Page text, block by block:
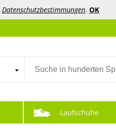
Datenschutzbestimmungen. OK
Laufschuhe